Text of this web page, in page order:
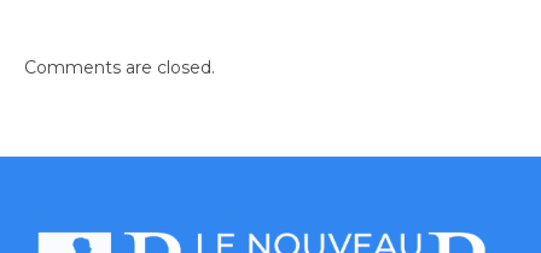
Comments are closed.